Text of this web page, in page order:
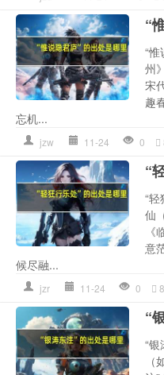
“
“
州
宋
趣
忘机...
jzw 11-24 0
“
“
仙
意
候尽融...
jzr 11-24 0
“
“